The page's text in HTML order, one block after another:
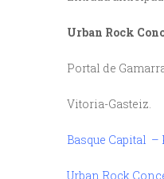
Urban Rock
Portal de
Vitoria-Gasteiz.
Basque Capital –
Urban Rock